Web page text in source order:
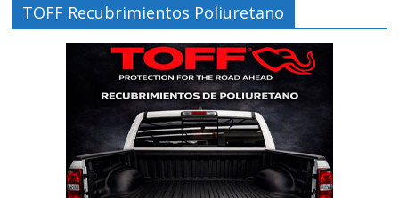
TOFF Recubrimientos Poliuretano